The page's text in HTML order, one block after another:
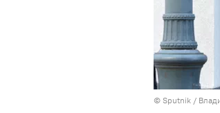
© Sputnik /